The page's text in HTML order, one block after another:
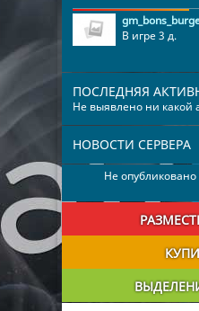
В игре 3 д.
ПОСЛЕДНЯЯ
Не выявлено ни какой
НОВОСТИ СЕРВЕРА
Не